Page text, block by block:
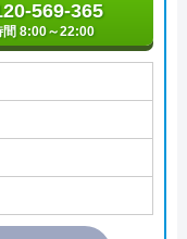
569-365
間 8:00～22:00